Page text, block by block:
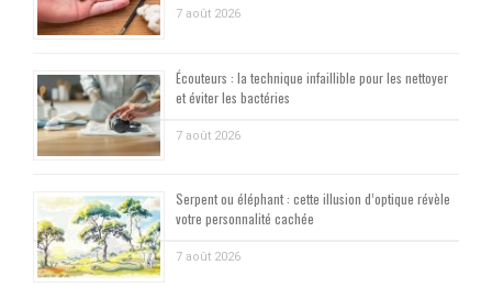
7 août 2026
Écouteurs : la technique infaillible pour les nettoyer
et éviter les bactéries
7 août 2026
Serpent ou éléphant : cette illusion d’optique révèle
votre personnalité cachée
7 août 2026